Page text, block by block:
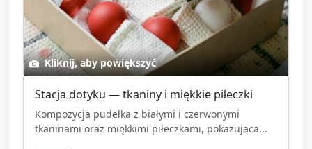
Kliknij, aby powiększyć
Stacja dotyku — tkaniny i miękkie piłeczki
Kompozycja pudełka z białymi i czerwonymi
tkaninami oraz miękkimi piłeczkami, pokazująca...